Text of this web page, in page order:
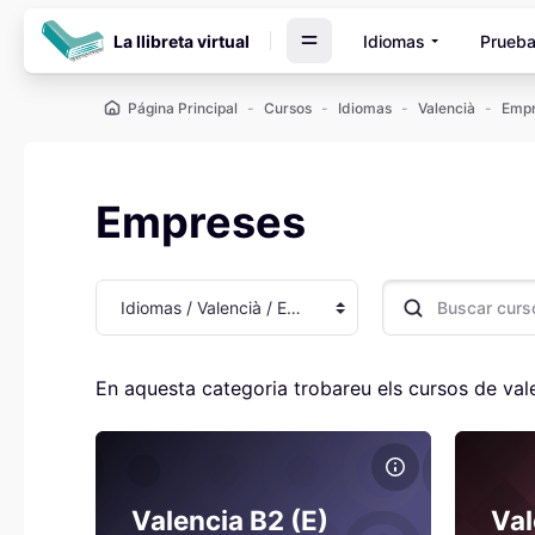
La llibreta virtual Idiomas
Página Principal Cursos Idiomas Valencià
Empreses
Categorías Buscar cursos
En aquesta categoria trobareu els cursos de
Archivos del resumen del curso Valencia B2 (E)
Archivos del resumen del curso
Nombre del curso
Valencia B2 (E)